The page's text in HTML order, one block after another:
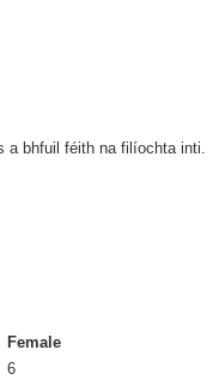
a bhfuil féith na filíochta inti.
Female
6